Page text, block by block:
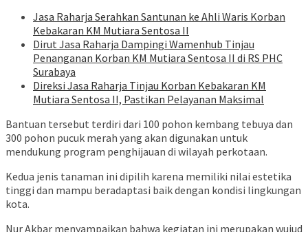
Jasa Raharja Serahkan Santunan ke Ahli Waris Korban
Kebakaran KM Mutiara Sentosa II
Dirut Jasa Raharja Dampingi Wamenhub Tinjau
Penanganan Korban KM Mutiara Sentosa II di RS PHC
Surabaya
Direksi Jasa Raharja Tinjau Korban Kebakaran KM
Mutiara Sentosa II, Pastikan Pelayanan Maksimal
Bantuan tersebut terdiri dari 100 pohon kembang tebuya dan
300 pohon pucuk merah yang akan digunakan untuk
mendukung program penghijauan di wilayah perkotaan.
Kedua jenis tanaman ini dipilih karena memiliki nilai estetika
tinggi dan mampu beradaptasi baik dengan kondisi lingkungan
kota.
Nur Akbar menyampaikan bahwa kegiatan ini merupakan wujud